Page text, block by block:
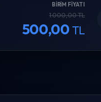
BIRIM FIYATI
1.000,00 TL
500,00 TL